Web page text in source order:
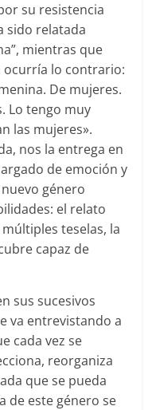
su resistencia
sido relatada
mientras que
ocurría lo contrario:
De mujeres.
Lo tengo muy
las mujeres».
nos la entrega en
de emoción y
género
el relato
teselas, la
capaz de
sus sucesivos
va entrevistando a
cada vez se
reorganiza
que se pueda
de este género se